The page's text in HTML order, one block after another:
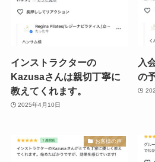
インストラクターの
Kazusaさんは親切丁寧に
教えてくれます。
2025年4月10日
入
の
お客様の声